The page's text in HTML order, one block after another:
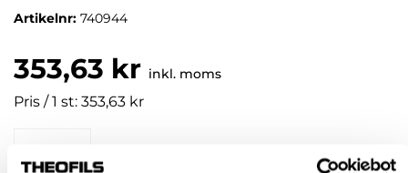
Artikelnr: 740944
353,63 kr inkl. moms
Pris / 1 st: 353,63 kr